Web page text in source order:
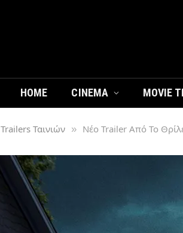
HOME CINEMA MOVIE
Trailers Ταινιών » Νέο Trailer Από Το